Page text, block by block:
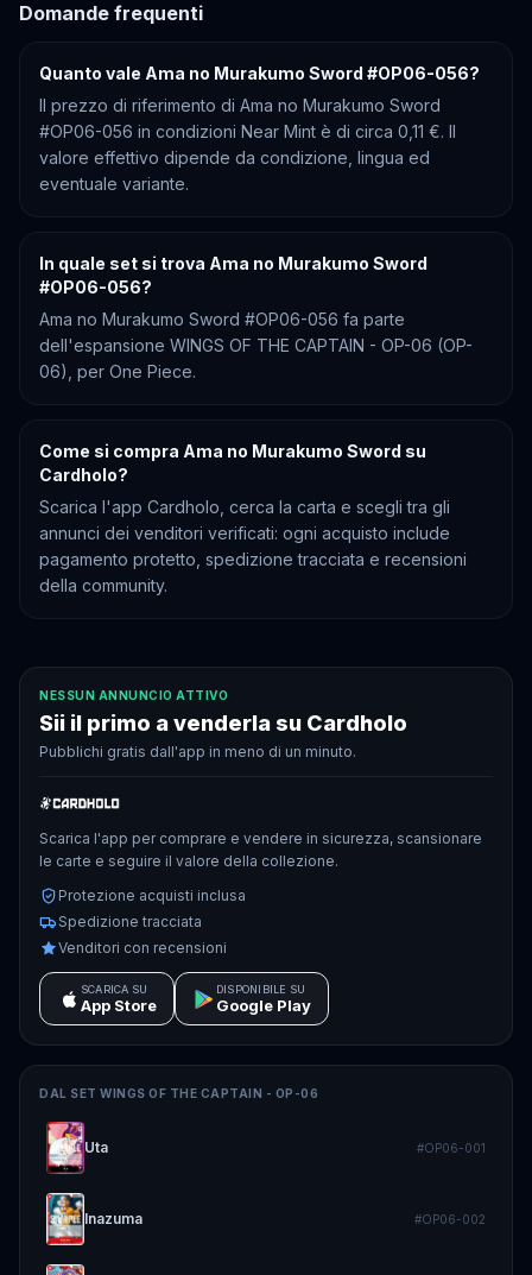
Domande frequenti
Quanto vale Ama no Murakumo Sword #OP06-056?
Il prezzo di riferimento di Ama no Murakumo Sword
#OP06-056 in condizioni Near Mint è di circa 0,11 €. Il
valore effettivo dipende da condizione, lingua ed
eventuale variante.
In quale set si trova Ama no Murakumo Sword
#OP06-056?
Ama no Murakumo Sword #OP06-056 fa parte
dell'espansione WINGS OF THE CAPTAIN - OP-06 (OP-
06), per One Piece.
Come si compra Ama no Murakumo Sword su
Cardholo?
Scarica l'app Cardholo, cerca la carta e scegli tra gli
annunci dei venditori verificati: ogni acquisto include
pagamento protetto, spedizione tracciata e recensioni
della community.
NESSUN ANNUNCIO ATTIVO
Sii il primo a venderla su Cardholo
Pubblichi gratis dall'app in meno di un minuto.
Scarica l'app per comprare e vendere in sicurezza, scansionare
le carte e seguire il valore della collezione.
Protezione acquisti inclusa
Spedizione tracciata
Venditori con recensioni
SCARICA SU
App Store
DISPONIBILE SU
Google Play
DAL SET WINGS OF THE CAPTAIN - OP-06
Uta #OP06-001
Inazuma #OP06-002